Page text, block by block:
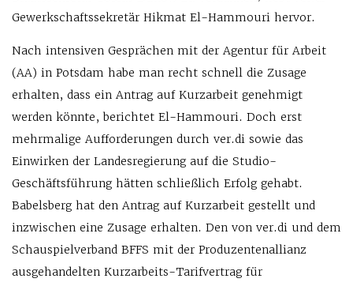
Gewerkschaftssekretär Hikmat El-Hammouri hervor.
Nach intensiven Gesprächen mit der Agentur für Arbeit
(AA) in Potsdam habe man recht schnell die Zusage
erhalten, dass ein Antrag auf Kurzarbeit genehmigt
werden könnte, berichtet El-Hammouri. Doch erst
mehrmalige Aufforderungen durch ver.di sowie das
Einwirken der Landesregierung auf die Studio-
Geschäftsführung hätten schließlich Erfolg gehabt.
Babelsberg hat den Antrag auf Kurzarbeit gestellt und
inzwischen eine Zusage erhalten. Den von ver.di und dem
Schauspielverband BFFS mit der Produzentenallianz
ausgehandelten Kurzarbeits-Tarifvertrag für